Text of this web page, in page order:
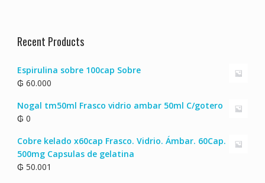
Recent Products
Espirulina sobre 100cap Sobre
₲ 60.000
Nogal tm50ml Frasco vidrio ambar 50ml C/gotero
₲ 0
Cobre kelado x60cap Frasco. Vidrio. Ámbar. 60Cap.
500mg Capsulas de gelatina
₲ 50.001